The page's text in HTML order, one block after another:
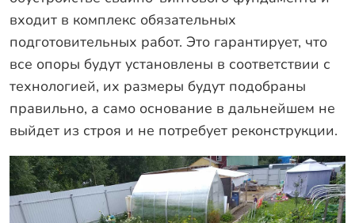
Гарантии
Программа лояльности
Вакансии
Заказать звонок
входит в комплекс обязательных
подготовительных работ. Это гарантирует, что
все опоры будут установлены в соответствии с
технологией, их размеры будут подобраны
правильно, а само основание в дальнейшем не
выйдет из строя и не потребует реконструкции.